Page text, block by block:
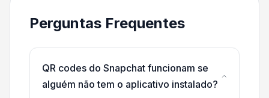
Perguntas Frequentes
QR codes do Snapchat funcionam se
alguém não tem o aplicativo instalado?